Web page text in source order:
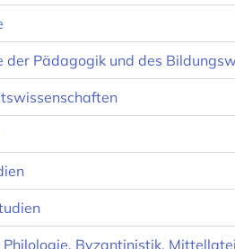
der Pädagogik und des
Philologie. Byzantinistik.